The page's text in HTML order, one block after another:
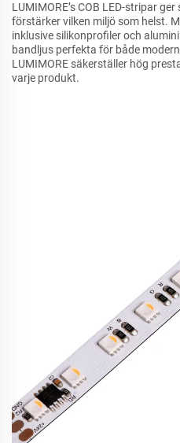
LUMIMORE’s COB LED-stripar
förstärker vilken miljö som helst.
inklusive silikonprofiler och
bandljus perfekta för både
LUMIMORE säkerställer hög
varje produkt.